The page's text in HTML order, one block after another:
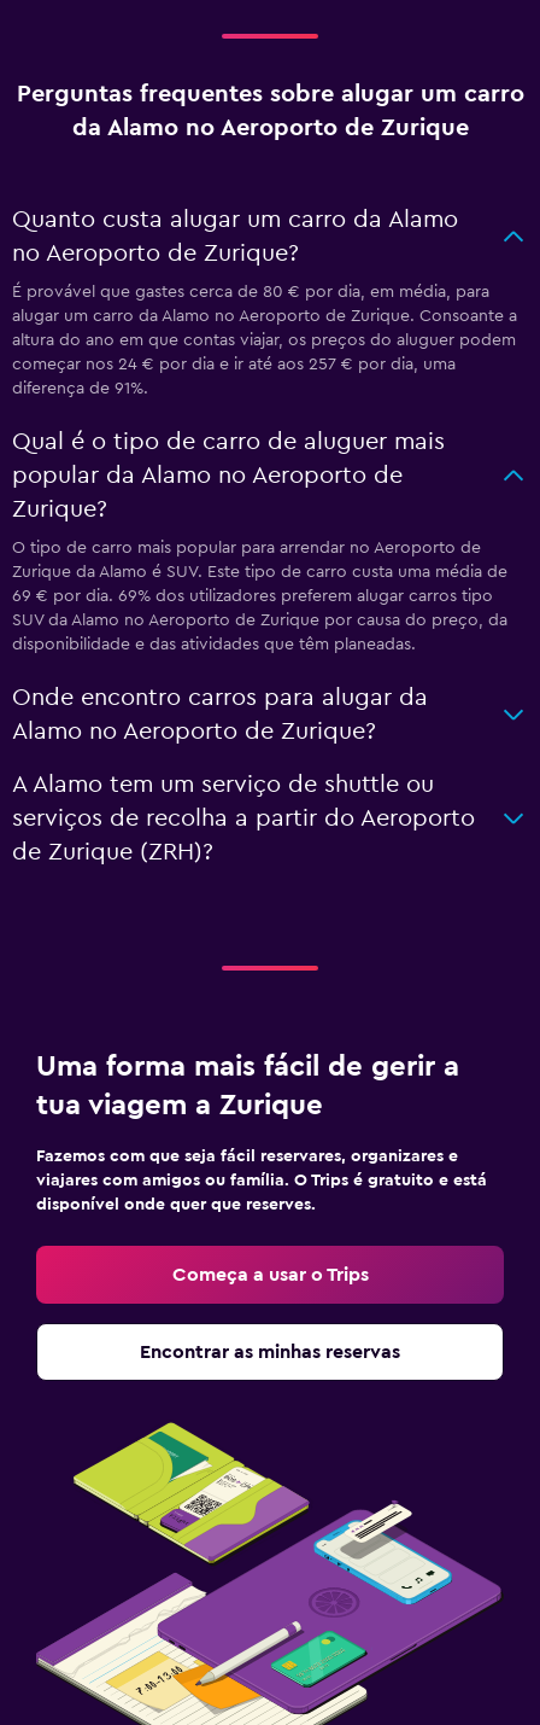
Perguntas frequentes sobre alugar um carro
da Alamo no Aeroporto de Zurique
Quanto custa alugar um carro da Alamo
no Aeroporto de Zurique?
É provável que gastes cerca de 80 € por dia, em média, para
alugar um carro da Alamo no Aeroporto de Zurique. Consoante a
altura do ano em que contas viajar, os preços do aluguer podem
começar nos 24 € por dia e ir até aos 257 € por dia, uma
diferença de 91%.
Qual é o tipo de carro de aluguer mais
popular da Alamo no Aeroporto de
Zurique?
O tipo de carro mais popular para arrendar no Aeroporto de
Zurique da Alamo é SUV. Este tipo de carro custa uma média de
69 € por dia. 69% dos utilizadores preferem alugar carros tipo
SUV da Alamo no Aeroporto de Zurique por causa do preço, da
disponibilidade e das atividades que têm planeadas.
Onde encontro carros para alugar da
Alamo no Aeroporto de Zurique?
A Alamo tem um serviço de shuttle ou
serviços de recolha a partir do Aeroporto
de Zurique (ZRH)?
Uma forma mais fácil de gerir a
tua viagem a Zurique
Fazemos com que seja fácil reservares, organizares e
viajares com amigos ou família. O Trips é gratuito e está
disponível onde quer que reserves.
Começa a usar o Trips
Encontrar as minhas reservas